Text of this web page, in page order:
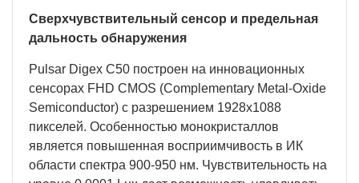
Сверхчувствительный сенсор и предельная
дальность обнаружения
Pulsar Digex C50 построен на инновационных
сенсорах FHD CMOS (Complementary Metal-Oxide
Semiconductor) с разрешением 1928x1088
пикселей. Особенностью монокристаллов
является повышенная восприимчивость в ИК
области спектра 900-950 нм. Чувствительность на